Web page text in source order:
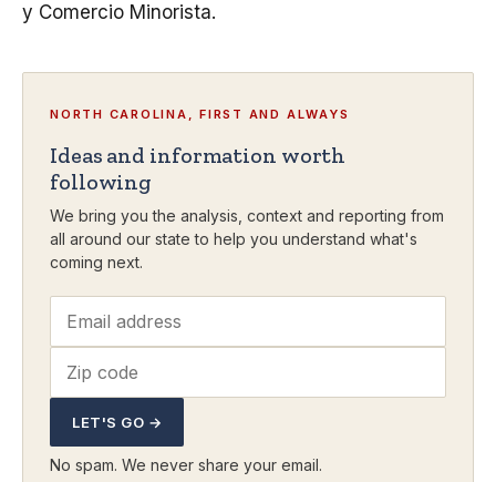
y Comercio Minorista.
NORTH CAROLINA, FIRST AND ALWAYS
Ideas and information worth
following
We bring you the analysis, context and reporting from
all around our state to help you understand what's
coming next.
LET'S GO →
No spam. We never share your email.